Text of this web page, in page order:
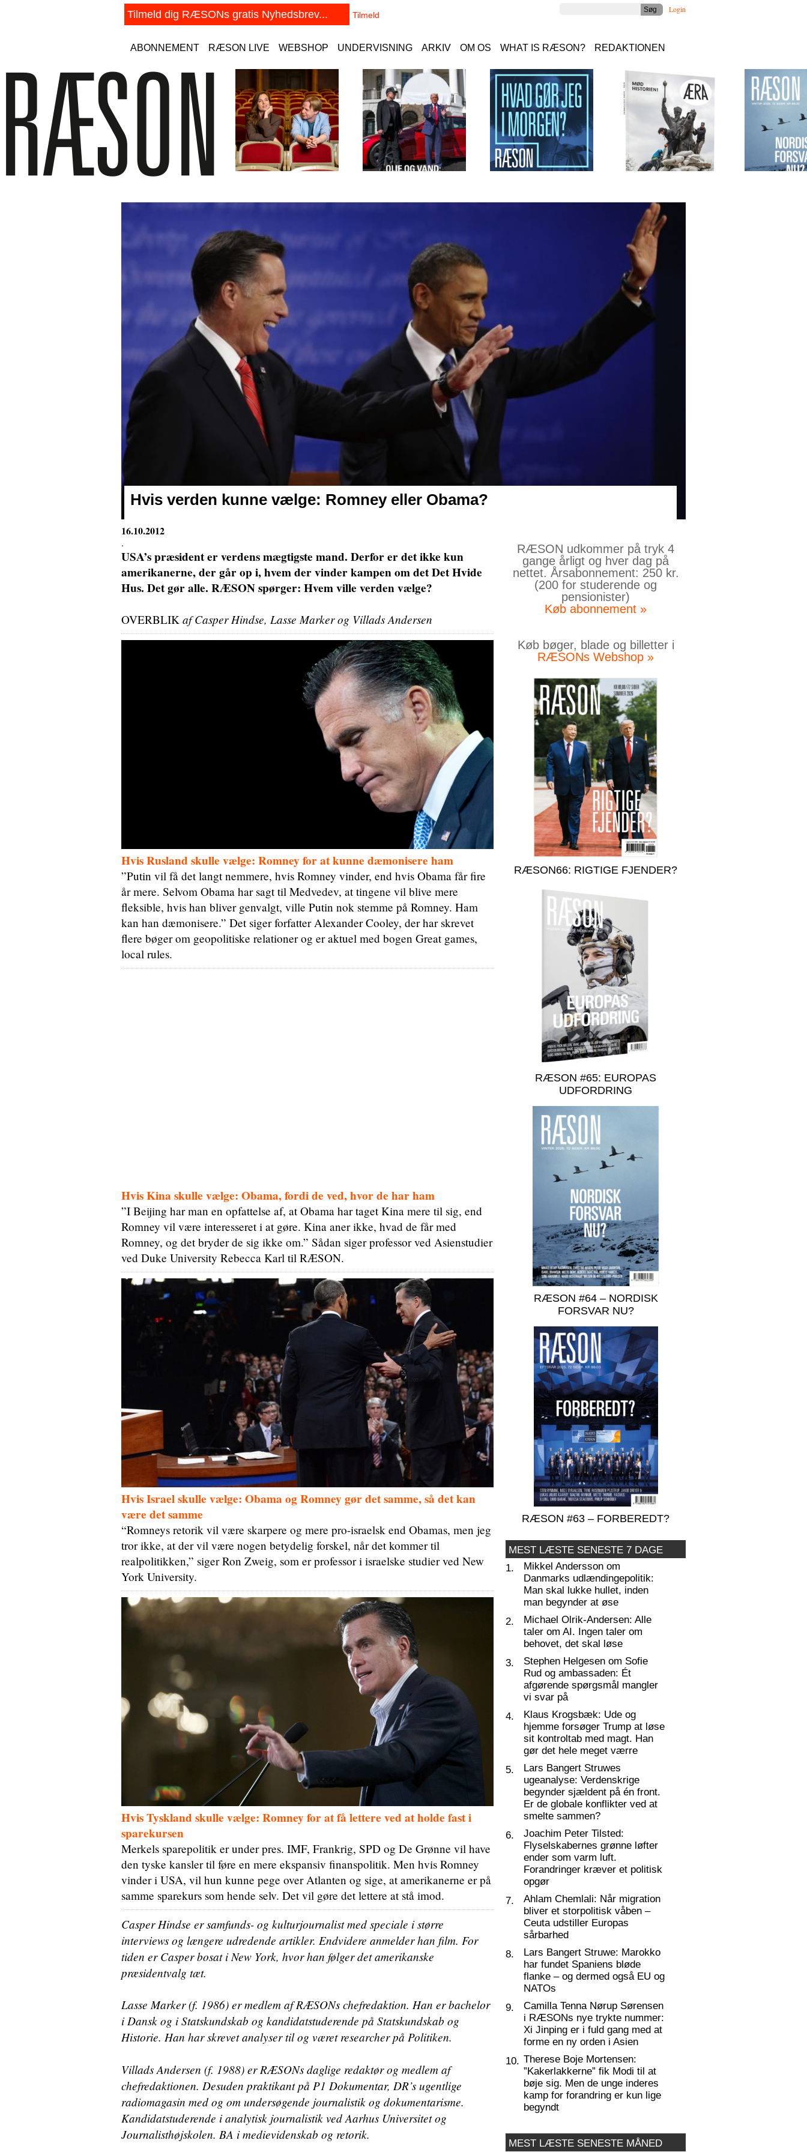
Login
ABONNEMENT RÆSON LIVE WEBSHOP UNDERVISNING ARKIV OM OS WHAT IS RÆSON? REDAKTIONEN
Hvis verden kunne vælge: Romney eller Obama?
16.10.2012
.
USA’s præsident er verdens mægtigste mand. Derfor er det ikke kun
amerikanerne, der går op i, hvem der vinder kampen om det Det Hvide
Hus. Det gør alle. RÆSON spørger: Hvem ville verden vælge?
OVERBLIK af Casper Hindse, Lasse Marker og Villads Andersen
Hvis Rusland skulle vælge: Romney for at kunne dæmonisere ham
”Putin vil få det langt nemmere, hvis Romney vinder, end hvis Obama får fire
år mere. Selvom Obama har sagt til Medvedev, at tingene vil blive mere
fleksible, hvis han bliver genvalgt, ville Putin nok stemme på Romney. Ham
kan han dæmonisere.” Det siger forfatter Alexander Cooley, der har skrevet
flere bøger om geopolitiske relationer og er aktuel med bogen Great games,
local rules.
Hvis Kina skulle vælge: Obama, fordi de ved, hvor de har ham
”I Beijing har man en opfattelse af, at Obama har taget Kina mere til sig, end
Romney vil være interesseret i at gøre. Kina aner ikke, hvad de får med
Romney, og det bryder de sig ikke om.” Sådan siger professor ved Asienstudier
ved Duke University Rebecca Karl til RÆSON.
Hvis Israel skulle vælge: Obama og Romney gør det samme, så det kan
være det samme
“Romneys retorik vil være skarpere og mere pro-israelsk end Obamas, men jeg
tror ikke, at der vil være nogen betydelig forskel, når det kommer til
realpolitikken,” siger Ron Zweig, som er professor i israelske studier ved New
York University.
Hvis Tyskland skulle vælge: Romney for at få lettere ved at holde fast i
sparekursen
Merkels sparepolitik er under pres. IMF, Frankrig, SPD og De Grønne vil have
den tyske kansler til føre en mere ekspansiv finanspolitik. Men hvis Romney
vinder i USA, vil hun kunne pege over Atlanten og sige, at amerikanerne er på
samme sparekurs som hende selv. Det vil gøre det lettere at stå imod.
Casper Hindse er samfunds- og kulturjournalist med speciale i større
interviews og længere udredende artikler. Endvidere anmelder han film. For
tiden er Casper bosat i New York, hvor han følger det amerikanske
præsidentvalg tæt.
Lasse Marker (f. 1986) er medlem af RÆSONs chefredaktion. Han er bachelor
i Dansk og i Statskundskab og kandidatstuderende på Statskundskab og
Historie. Han har skrevet analyser til og været researcher på Politiken.
Villads Andersen (f. 1988) er RÆSONs daglige redaktør og medlem af
chefredaktionen. Desuden praktikant på P1 Dokumentar, DR’s ugentlige
radiomagasin med og om undersøgende journalistik og dokumentarisme.
Kandidatstuderende i analytisk journalistik ved Aarhus Universitet og
Journalisthøjskolen. BA i medievidenskab og retorik.
RÆSON udkommer på tryk 4
gange årligt og hver dag på
nettet. Årsabonnement: 250 kr.
(200 for studerende og
pensionister)
Køb abonnement »
Køb bøger, blade og billetter i
RÆSONs Webshop »
RÆSON66: RIGTIGE FJENDER?
RÆSON #65: EUROPAS
UDFORDRING
RÆSON #64 – NORDISK
FORSVAR NU?
RÆSON #63 – FORBEREDT?
MEST LÆSTE SENESTE 7 DAGE
1.
Mikkel Andersson om
Danmarks udlændingepolitik:
Man skal lukke hullet, inden
man begynder at øse
2.
Michael Olrik-Andersen: Alle
taler om AI. Ingen taler om
behovet, det skal løse
3.
Stephen Helgesen om Sofie
Rud og ambassaden: Ét
afgørende spørgsmål mangler
vi svar på
4.
Klaus Krogsbæk: Ude og
hjemme forsøger Trump at løse
sit kontroltab med magt. Han
gør det hele meget værre
5.
Lars Bangert Struwes
ugeanalyse: Verdenskrige
begynder sjældent på én front.
Er de globale konflikter ved at
smelte sammen?
6.
Joachim Peter Tilsted:
Flyselskabernes grønne løfter
ender som varm luft.
Forandringer kræver et politisk
opgør
7.
Ahlam Chemlali: Når migration
bliver et storpolitisk våben –
Ceuta udstiller Europas
sårbarhed
8.
Lars Bangert Struwe: Marokko
har fundet Spaniens bløde
flanke – og dermed også EU og
NATOs
9.
Camilla Tenna Nørup Sørensen
i RÆSONs nye trykte nummer:
Xi Jinping er i fuld gang med at
forme en ny orden i Asien
10. Therese Boje Mortensen:
”Kakerlakkerne” fik Modi til at
bøje sig. Men de unge inderes
kamp for forandring er kun lige
begyndt
MEST LÆSTE SENESTE MÅNED